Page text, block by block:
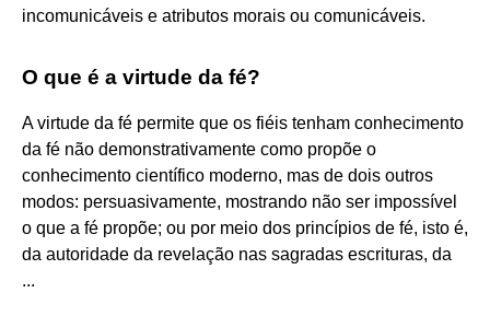
incomunicáveis e atributos morais ou comunicáveis.
O que é a virtude da fé?
A virtude da fé permite que os fiéis tenham conhecimento
da fé não demonstrativamente como propõe o
conhecimento científico moderno, mas de dois outros
modos: persuasivamente, mostrando não ser impossível
o que a fé propõe; ou por meio dos princípios de fé, isto é,
da autoridade da revelação nas sagradas escrituras, da
...